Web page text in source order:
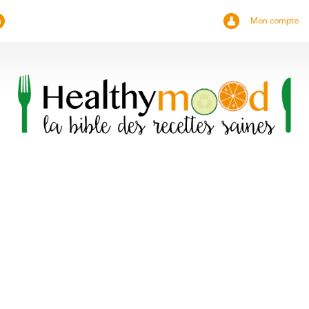
Mon compte